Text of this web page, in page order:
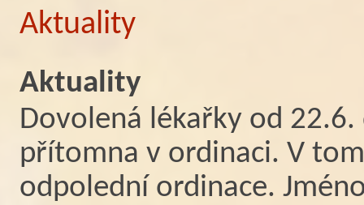
Aktuality
Aktuality
Dovolená lékařky od
přítomna v ordinaci. V
odpolední ordinace.